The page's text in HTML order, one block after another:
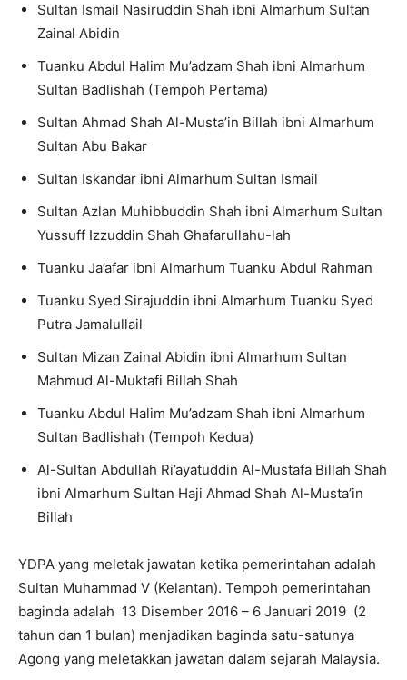
Sultan Ismail Nasiruddin Shah ibni Almarhum Sultan
Zainal Abidin
Tuanku Abdul Halim Mu’adzam Shah ibni Almarhum
Sultan Badlishah (Tempoh Pertama)
Sultan Ahmad Shah Al-Musta’in Billah ibni Almarhum
Sultan Abu Bakar
Sultan Iskandar ibni Almarhum Sultan Ismail
Sultan Azlan Muhibbuddin Shah ibni Almarhum Sultan
Yussuff Izzuddin Shah Ghafarullahu-lah
Tuanku Ja’afar ibni Almarhum Tuanku Abdul Rahman
Tuanku Syed Sirajuddin ibni Almarhum Tuanku Syed
Putra Jamalullail
Sultan Mizan Zainal Abidin ibni Almarhum Sultan
Mahmud Al-Muktafi Billah Shah
Tuanku Abdul Halim Mu’adzam Shah ibni Almarhum
Sultan Badlishah (Tempoh Kedua)
Al-Sultan Abdullah Ri’ayatuddin Al-Mustafa Billah Shah
ibni Almarhum Sultan Haji Ahmad Shah Al-Musta’in
Billah
YDPA yang meletak jawatan ketika pemerintahan adalah
Sultan Muhammad V (Kelantan). Tempoh pemerintahan
baginda adalah 13 Disember 2016 – 6 Januari 2019 (2
tahun dan 1 bulan) menjadikan baginda satu-satunya
Agong yang meletakkan jawatan dalam sejarah Malaysia.